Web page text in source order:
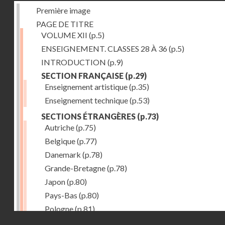
Première image
PAGE DE TITRE
VOLUME XII (p.5)
ENSEIGNEMENT. CLASSES 28 À 36 (p.5)
INTRODUCTION (p.9)
SECTION FRANÇAISE (p.29)
Enseignement artistique(p.35)
Enseignement technique(p.53)
SECTIONS ÉTRANGÈRES (p.73)
Autriche(p.75)
Belgique(p.77)
Danemark (p.78)
Grande-Bretagne(p.78)
Japon(p.80)
Pays-Bas (p.80)
Pologne(p.81)